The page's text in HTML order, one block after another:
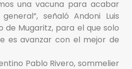
una vacuna para acabar
señaló Andoni Luis
de Mugaritz, para el que solo
es avanzar con el mejor de
Pablo Rivero, sommelier